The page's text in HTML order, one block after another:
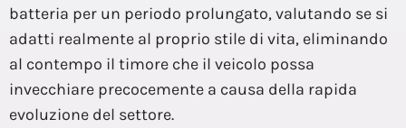
batteria per un periodo prolungato, valutando se si
adatti realmente al proprio stile di vita, eliminando
al contempo il timore che il veicolo possa
invecchiare precocemente a causa della rapida
evoluzione del settore.